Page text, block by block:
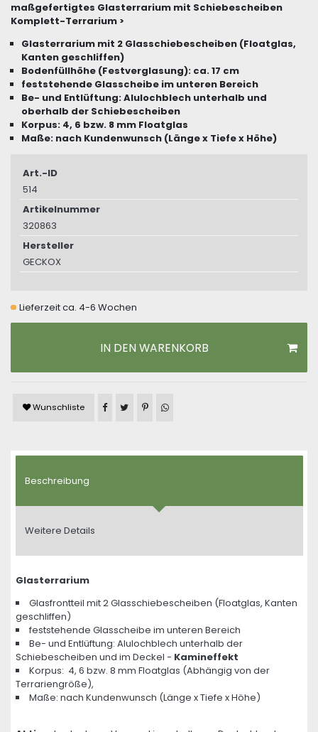
maßgefertigtes Glasterrarium mit Schiebescheiben
Komplett-Terrarium >
Glasterrarium mit 2 Glasschiebescheiben (Floatglas,
Kanten geschliffen)
Bodenfüllhöhe (Festverglasung): ca. 17 cm
feststehende Glasscheibe im unteren Bereich
Be- und Entlüftung: Alulochblech unterhalb und
oberhalb der Schiebescheiben
Korpus: 4, 6 bzw. 8 mm Floatglas
Maße: nach Kundenwunsch (Länge x Tiefe x Höhe)
Art.-ID
514
Artikelnummer
320863
Hersteller
GECKOX
Lieferzeit ca. 4-6 Wochen
IN DEN WARENKORB
Wunschliste Artikel auf Facebook teilen
Artikel auf Twitter teilen
Artikel auf Pinterest teilen
Artikel auf WhatsApp teilen
Beschreibung
Weitere Details
Glasterrarium
Glasfrontteil mit 2 Glasschiebescheiben (Floatglas, Kanten
geschliffen)
feststehende Glasscheibe im unteren Bereich
Be- und Entlüftung: Alulochblech unterhalb der
Schiebescheiben und im Deckel - Kamineffekt
Korpus: 4, 6 bzw. 8 mm Floatglas (Abhängig von der
Terrariengröße),
Maße: nach Kundenwunsch (Länge x Tiefe x Höhe)